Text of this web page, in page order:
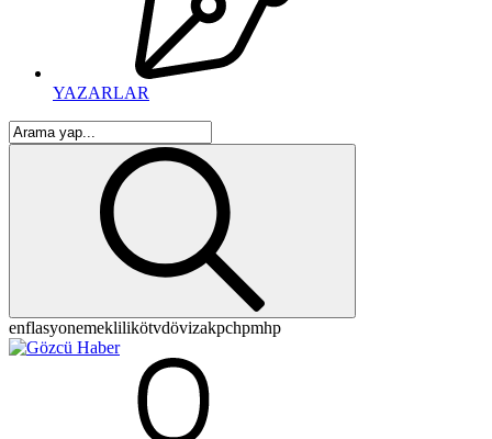
YAZARLAR
enflasyonemeklilikötvdövizakpchpmhp